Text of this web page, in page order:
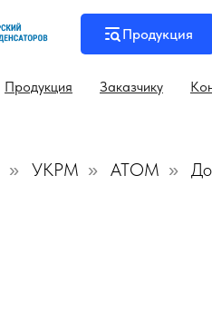
Продукция
Продукция Заказчику
» УКРМ » АТОМ »